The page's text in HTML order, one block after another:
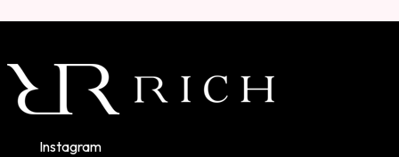
Instagram